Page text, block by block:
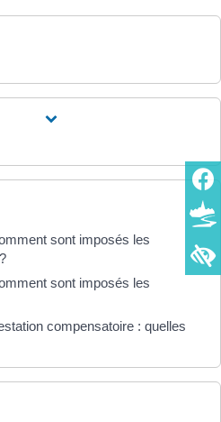
sont imposés les
sont imposés les
compensatoire : quelles